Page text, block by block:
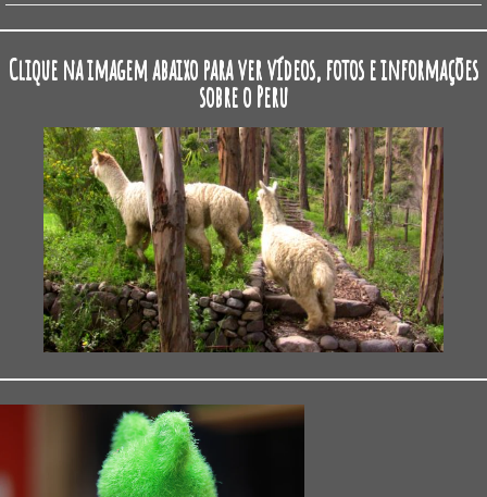
Clique na imagem abaixo para ver vídeos, fotos e informações
sobre o Peru